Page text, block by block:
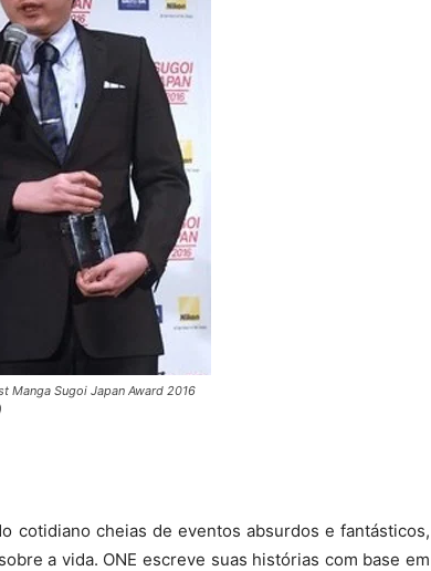
Manga Sugoi Japan Award 2016
cotidiano cheias de eventos absurdos e fantásticos,
a vida. ONE escreve suas histórias com base em